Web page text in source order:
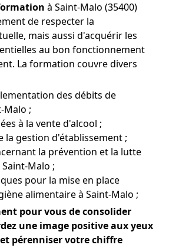
à Saint-Malo (35400)
de respecter la
mais aussi d'acquérir les
au bon fonctionnement
La formation couvre divers
des débits de
Malo ;
à la vente d'alcool ;
la gestion d'établissement ;
la prévention et la lutte
Malo ;
pour la mise en place
alimentaire à Saint-Malo ;
pour vous de consolider
une image positive aux yeux
pérenniser votre chiffre